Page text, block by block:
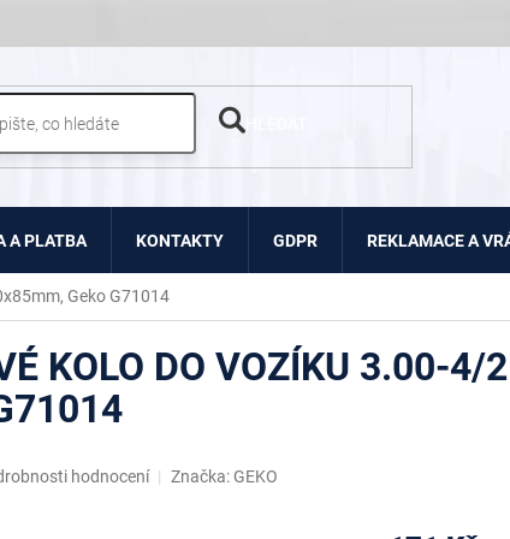
A PLATBA KONTAKTY GDPR REKLAMACE A
Geko G71014
KOLO DO VOZÍKU 3.00-4/
hodnocení Značka: GEKO